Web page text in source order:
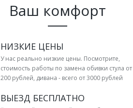
Ваш комфорт
НИЗКИЕ ЦЕНЫ
У нас реально низкие цены. Посмотрите,
стоимость работы по замена обивки стула от
200 рублей, дивана - всего от 3000 рублей
ВЫЕЗД БЕСПЛАТНО